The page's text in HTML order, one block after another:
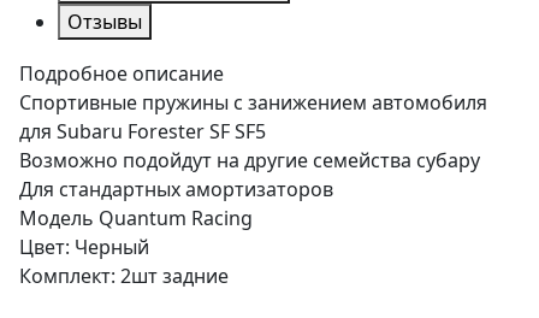
Отзывы
Подробное описание
Спортивные пружины с занижением автомобиля
для Subaru Forester SF SF5
Возможно подойдут на другие семейства субару
Для стандартных амортизаторов
Модель Quantum Racing
Цвет: Черный
Комплект: 2шт задние